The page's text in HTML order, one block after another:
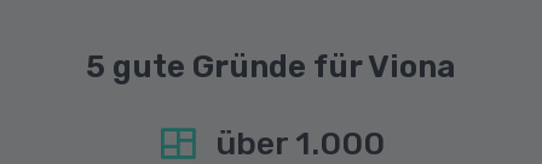
5 gute Gründe für Viona
über 1.000